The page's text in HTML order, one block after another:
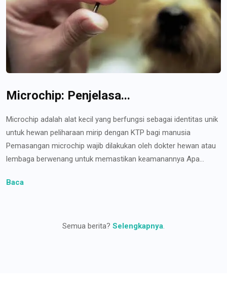
Microchip: Penjelasa...
Microchip adalah alat kecil yang berfungsi sebagai identitas unik
untuk hewan peliharaan mirip dengan KTP bagi manusia
Pemasangan microchip wajib dilakukan oleh dokter hewan atau
lembaga berwenang untuk memastikan keamanannya Apa...
Baca
Semua berita? Selengkapnya